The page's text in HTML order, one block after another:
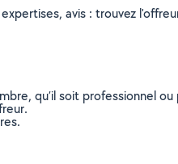
avis : trouvez
qu’il soit professionnel ou